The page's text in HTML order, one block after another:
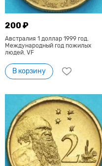
200 ₽
Австралия 1 доллар 1999 год.
Международный год пожилых
людей. VF
В корзину